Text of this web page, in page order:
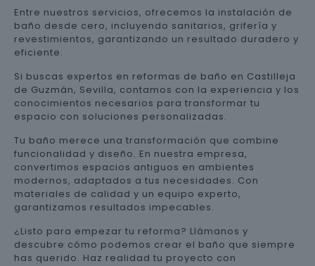
Entre nuestros servicios, ofrecemos la instalación de
baño desde cero, incluyendo sanitarios, grifería y
revestimientos, garantizando un resultado duradero y
eficiente.
Si buscas expertos en reformas de baño en Castilleja
de Guzmán, Sevilla, contamos con la experiencia y los
conocimientos necesarios para transformar tu
espacio con soluciones personalizadas.
Tu baño merece una transformación que combine
funcionalidad y diseño. En nuestra empresa,
convertimos espacios antiguos en ambientes
modernos, adaptados a tus necesidades. Con
materiales de calidad y un equipo experto,
garantizamos resultados impecables.
¿Listo para empezar tu reforma? Llámanos y
descubre cómo podemos crear el baño que siempre
has querido. Haz realidad tu proyecto con